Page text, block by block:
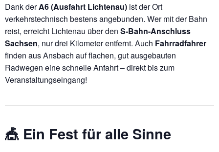
Dank derA6 (Ausfahrt Lichtenau) ist der Ort
verkehrstechnisch bestens angebunden. Wer mit der Bahn
reist, erreicht Lichtenau über den S-Bahn-Anschluss
Sachsen, nur drei Kilometer entfernt. Auch Fahrradfahrer
finden aus Ansbach auf flachen, gut ausgebauten
Radwegen eine schnelle Anfahrt – direkt bis zum
Veranstaltungseingang!
🎪 Ein Fest für alle Sinne